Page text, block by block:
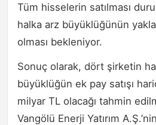
Tüm hisselerin satılması
halka arz büyüklüğünün
olması bekleniyor.
Sonuç olarak, dört şirketin
büyüklüğün ek pay satışı
milyar TL olacağı tahmin
Vangölü Enerji Yatırım